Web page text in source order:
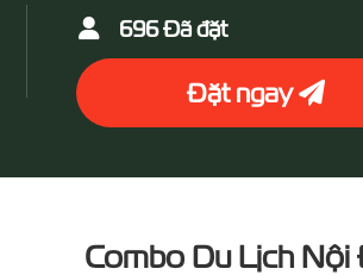
696 Đã đặt
Đặt ngay
Combo Du Lịch Nội